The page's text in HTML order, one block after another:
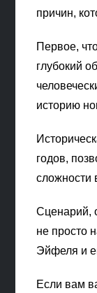
причин,
Первое,
глубокий
историю
годов,
сложности
Сценарий,
не просто
Эйфеля и
Если вам